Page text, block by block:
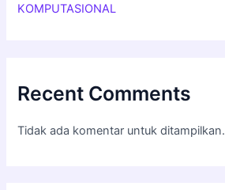
KOMPUTASIONAL
Recent Comments
Tidak ada komentar untuk ditampilkan.